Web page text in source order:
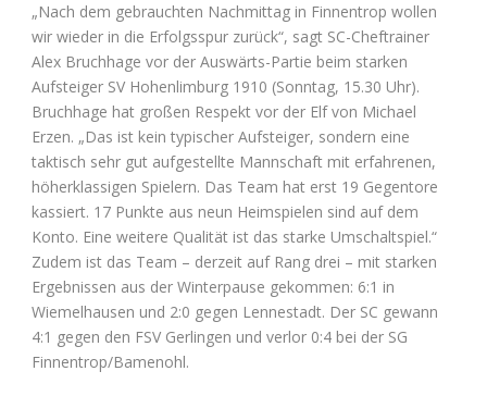
„Nach dem gebrauchten Nachmittag in Finnentrop wollen
wir wieder in die Erfolgsspur zurück“, sagt SC-Cheftrainer
Alex Bruchhage vor der Auswärts-Partie beim starken
Aufsteiger SV Hohenlimburg 1910 (Sonntag, 15.30 Uhr).
Bruchhage hat großen Respekt vor der Elf von Michael
Erzen. „Das ist kein typischer Aufsteiger, sondern eine
taktisch sehr gut aufgestellte Mannschaft mit erfahrenen,
höherklassigen Spielern. Das Team hat erst 19 Gegentore
kassiert. 17 Punkte aus neun Heimspielen sind auf dem
Konto. Eine weitere Qualität ist das starke Umschaltspiel.“
Zudem ist das Team – derzeit auf Rang drei – mit starken
Ergebnissen aus der Winterpause gekommen: 6:1 in
Wiemelhausen und 2:0 gegen Lennestadt. Der SC gewann
4:1 gegen den FSV Gerlingen und verlor 0:4 bei der SG
Finnentrop/Bamenohl.